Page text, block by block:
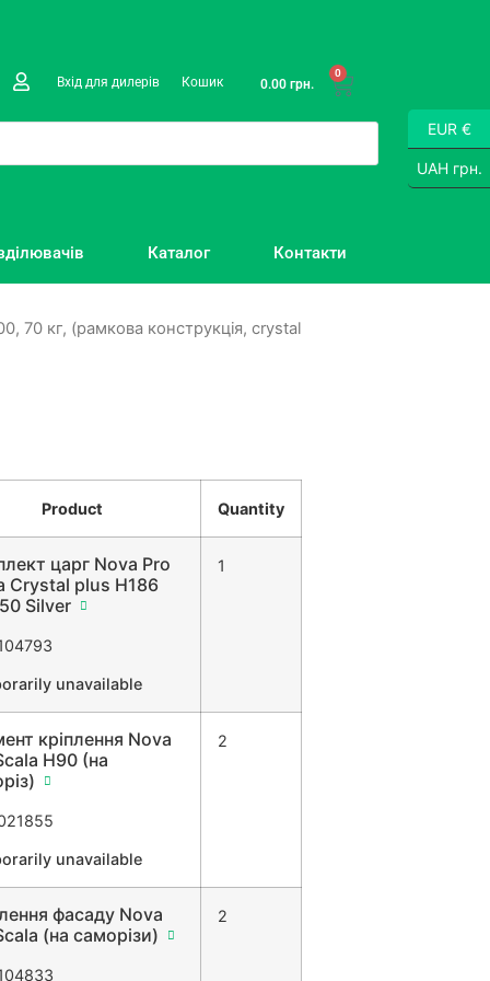
Вхід для дилерів Кошик 0.00 грн.
0
Каталог Контакти
70 кг, (рамкова конструкція, crystal
Product Quantity
царг Nova Pro
Crystal plus H186
Silver
unavailable
1
кріплення Nova
H90 (на
unavailable
2
фасаду Nova
(на саморізи)
2
EUR €
UAH грн.